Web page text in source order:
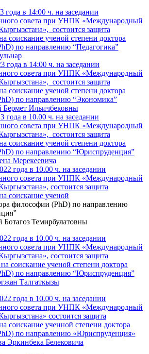
года в 14:00 ч. на заседании
совета при УНПК «Международный
состоится защита
соискание ученой степени доктора
по направлению “Педагогика”
года в 14:00 ч. на заседании
совета при УНПК «Международный
состоится защита
соискание ученой степени доктора
по направлению “Экономика”
Ильичбековны
года в 10.00 ч. на заседании
совета при УНПК «Международный
состоится защита
соискание ученой степени доктора
по направлению “Юриспруденция”
Мерекеевича
года в 10.00 ч. на заседании
совета при УНПК «Международный
состоится защита
соискание ученой
философии (PhD) по направлению
Ботагоз Темирбулатовны
года в 10.00 ч. на заседании
совета при УНПК «Международный
состоится защита
соискание ученой степени доктора
по направлению “Юриспруденция”
Талгаткызы
года в 10.00 ч. на заседании
совета при УНПК «Международный
состоится защита
соискание ученной степени доктора
по направлению «Юриспруденция»
Эркинбека Белековича